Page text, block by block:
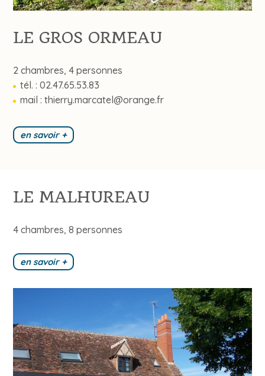
LE GROS ORMEAU
2 chambres, 4 personnes
tél. : 02.47.65.53.83
mail :thierry.marcatel@orange.fr
en savoir +
LE MALHUREAU
4 chambres, 8 personnes
en savoir +